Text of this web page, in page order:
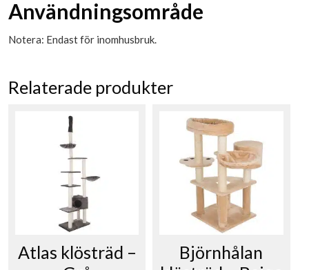
Användningsområde
Notera: Endast för inomhusbruk.
Relaterade produkter
Atlas klösträd –
Björnhålan